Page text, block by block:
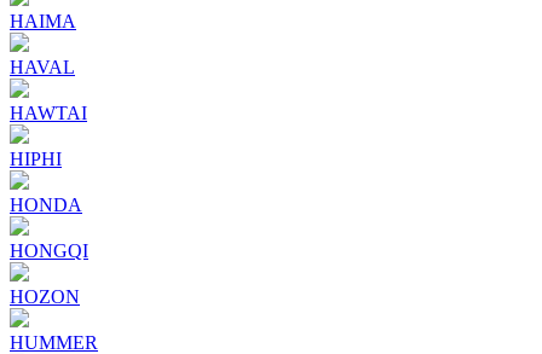
HAIMA
HAVAL
HAWTAI
HIPHI
HONDA
HONGQI
HOZON
HUMMER